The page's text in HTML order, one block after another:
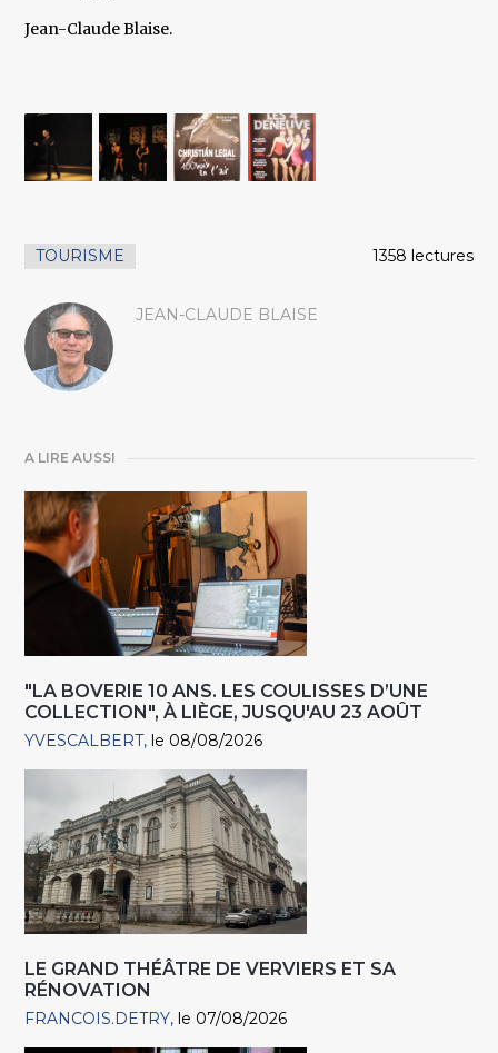
Jean-Claude Blaise.
TOURISME 1358 lectures
JEAN-CLAUDE BLAISE
A LIRE AUSSI
"LA BOVERIE 10 ANS. LES COULISSES D’UNE
COLLECTION", À LIÈGE, JUSQU'AU 23 AOÛT
YVESCALBERT le 08/08/2026
LE GRAND THÉÂTRE DE VERVIERS ET SA
RÉNOVATION
FRANCOIS.DETRY le 07/08/2026